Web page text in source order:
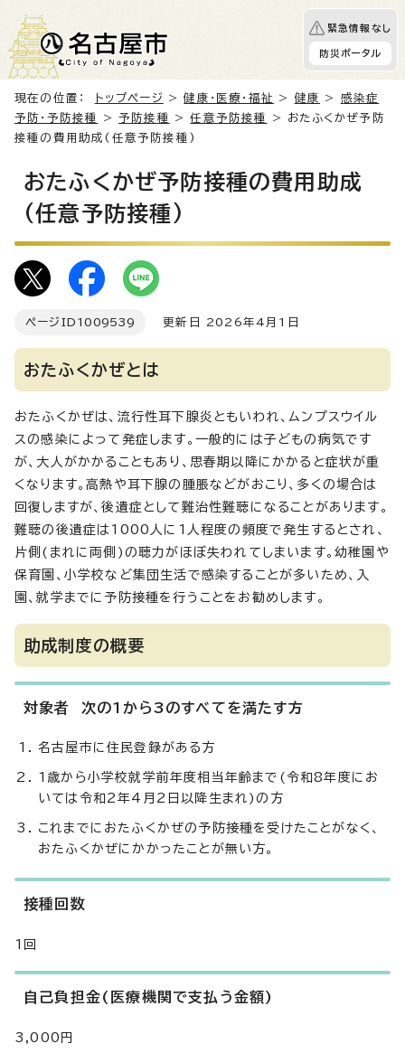
緊急情報なし
防災ポータル
現在の位置： トップページ >健康・医療・福祉 > 健康 > 感染症
予防・予防接種
>予防接種 >任意予防接種
> おたふくかぜ予防
接種の費用助成(任意予防接種)
おたふくかぜ予防接種の費用助成
(任意予防接種)
ページID 1009539 更新日 2026年4月1日
おたふくかぜとは
おたふくかぜは、流行性耳下腺炎ともいわれ、ムンプスウイル
スの感染によって発症します。一般的には子どもの病気です
が、大人がかかることもあり、思春期以降にかかると症状が重
くなります。高熱や耳下腺の腫脹などがおこり、多くの場合は
回復しますが、後遺症として難治性難聴になることがあります。
難聴の後遺症は1000人に1人程度の頻度で発生するとされ、
片側(まれに両側)の聴力がほぼ失われてしまいます。幼稚園や
保育園、小学校など集団生活で感染することが多いため、入
園、就学までに予防接種を行うことをお勧めします。
助成制度の概要
対象者 次の1から3のすべてを満たす方
名古屋市に住民登録がある方
1歳から小学校就学前年度相当年齢まで(令和8年度にお
いては令和2年4月2日以降生まれ)の方
これまでにおたふくかぜの予防接種を受けたことがなく、
おたふくかぜにかかったことが無い方。
接種回数
1回
自己負担金(医療機関で支払う金額)
3,000円